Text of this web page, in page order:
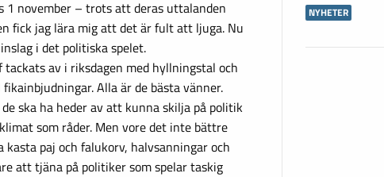
1 november – trots att deras uttalanden
fick jag lära mig att det är fult att ljuga. Nu
i det politiska spelet.
tackats av i riksdagen med hyllningstal och
Alla är de bästa vänner.
ska ha heder av att kunna skilja på politik
som råder. Men vore det inte bättre
paj och falukorv, halvsanningar och
att tjäna på politiker som spelar taskig
NYHETER